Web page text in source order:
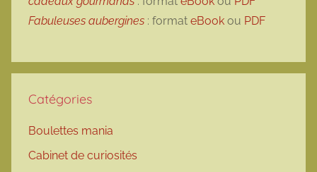
Fabuleuses aubergines : format eBook ou PDF
Catégories
Boulettes mania
Cabinet de curiosités